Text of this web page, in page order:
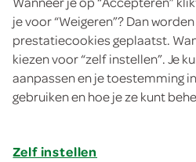
een
je voor “Weigeren”? Dan
prestatiecookies geplaatst.
kiezen voor “zelf instellen”. Je
aanpassen en je toestemming
gebruiken en hoe je ze kunt
Zelf instellen